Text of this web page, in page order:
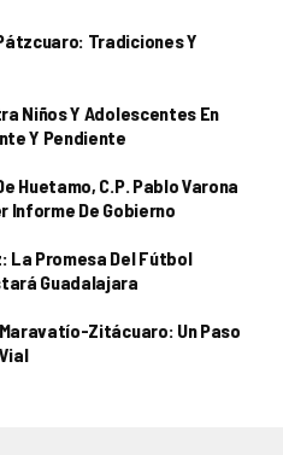
Tradiciones Y
Niños Y Adolescentes En
Y Pendiente
Huetamo, C.P. Pablo Varona
Informe De Gobierno
La Promesa Del Fútbol
Guadalajara
Zitácuaro: Un Paso